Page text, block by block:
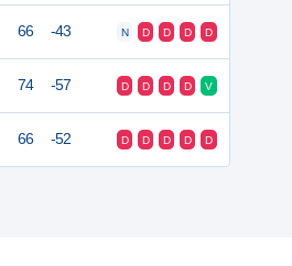
66 -43 N D D D D
74 -57 D D D D V
66 -52 D D D D D